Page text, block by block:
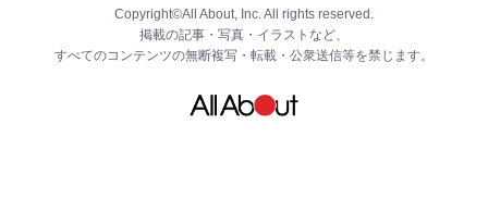
Copyright©All About, Inc. All rights reserved.
掲載の記事・写真・イラストなど、
すべてのコンテンツの無断複写・転載・公衆送信等を禁じます。